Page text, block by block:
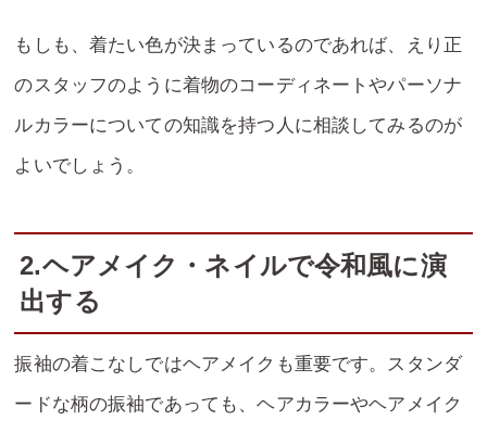
もしも、着たい色が決まっているのであれば、えり正
のスタッフのように着物のコーディネートやパーソナ
ルカラーについての知識を持つ人に相談してみるのが
よいでしょう。
2.ヘアメイク・ネイルで令和風に演
出する
振袖の着こなしではヘアメイクも重要です。スタンダ
ードな柄の振袖であっても、ヘアカラーやヘアメイク